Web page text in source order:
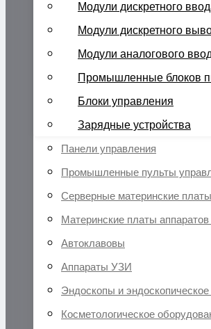
Модули дискретного
Модули дискретного
Модули аналогового
Промышленные блоков
Блоки управления
Зарядные устройства
Панели управления
Промышленные пульты
Серверные материнские платы
Материнские платы
Автоклавовы
Аппараты УЗИ
Эндоскопы и
Косметологическое